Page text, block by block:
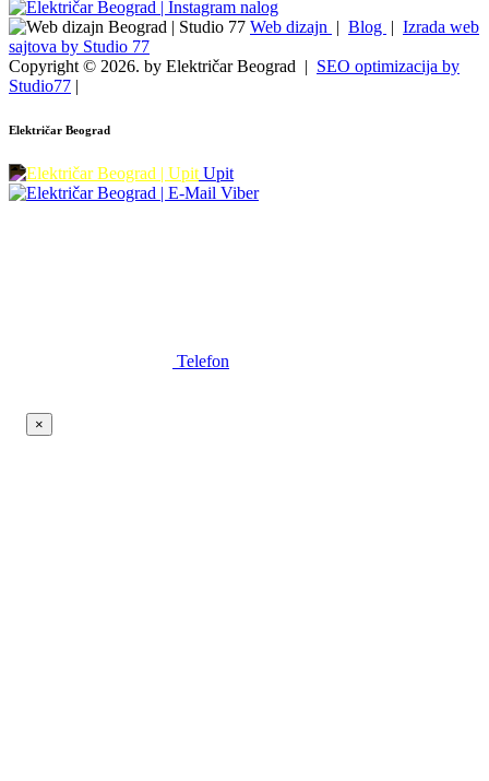
Web dizajn | Blog | Izrada web
sajtova by Studio 77
Copyright © 2026. by Električar Beograd | SEO optimizacija by
Studio77 |
Električar Beograd
Upit
Viber
Telefon
×